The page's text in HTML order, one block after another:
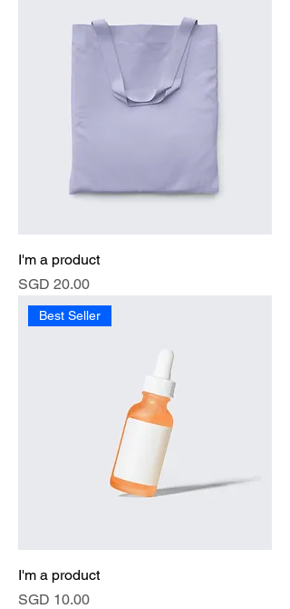
I'm a product
價格
SGD 20.00
Best Seller
I'm a product
價格
SGD 10.00